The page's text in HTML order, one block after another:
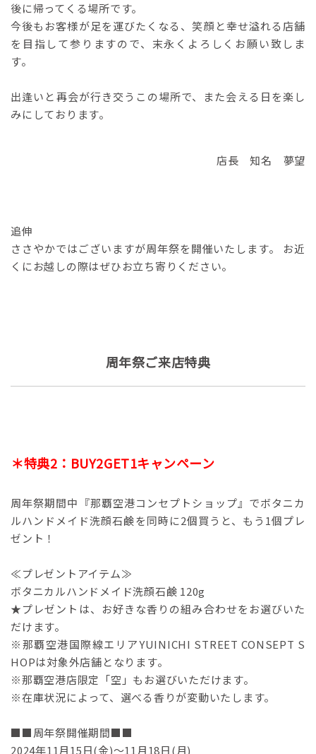
後に帰ってくる場所です。
今後もお客様が足を運びたくなる、笑顔と幸せ溢れる店舗
を目指して参りますので、末永くよろしくお願い致しま
す。
出逢いと再会が行き交うこの場所で、また会える日を楽し
みにしております。
店長 知名 夢望
追伸
ささやかではございますが周年祭を開催いたします。 お近
くにお越しの際はぜひお立ち寄りください。
周年祭ご来店特典
＊特典2：BUY2GET1キャンペーン
周年祭期間中『那覇空港コンセプトショップ』でボタニカ
ルハンドメイド洗顔石鹸を同時に2個買うと、もう1個プレ
ゼント！
≪プレゼントアイテム≫
ボタニカルハンドメイド洗顔石鹸 120g
★プレゼントは、お好きな香りの組み合わせをお選びいた
だけます。
※那覇空港国際線エリアYUINICHI STREET CONSEPT S
HOPは対象外店舗となります。
※那覇空港店限定「空」もお選びいただけます。
※在庫状況によって、選べる香りが変動いたします。
■■周年祭開催期間■■
2024年11月15日(金)～11月18日(月)